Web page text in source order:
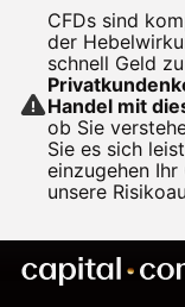
CFDs sind
der
schnell Geld
Handel mit
ob Sie
Sie es sich
einzugehen
unsere